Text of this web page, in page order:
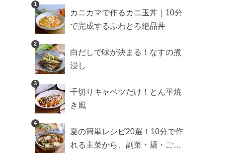
1
カニカマで作るカニ玉丼｜10分
で完成するふわとろ絶品丼
2
白だしで味が決まる！なすの煮
浸し
3
千切りキャベツだけ！とん平焼
き風
4
夏の簡単レシピ20選！10分で作
れる主菜から、副菜・麺・ごは